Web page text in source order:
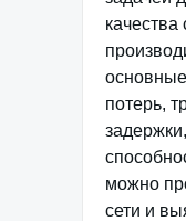
качества
основные
потерь,
можно
сети и